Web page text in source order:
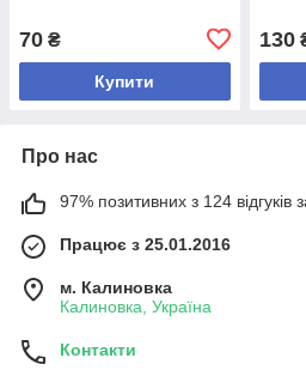
70 ₴
Купити
130
Про нас
97% позитивних з 124 відгуків
Працює з 25.01.2016
м. Калиновка
Калиновка, Україна
Контакти